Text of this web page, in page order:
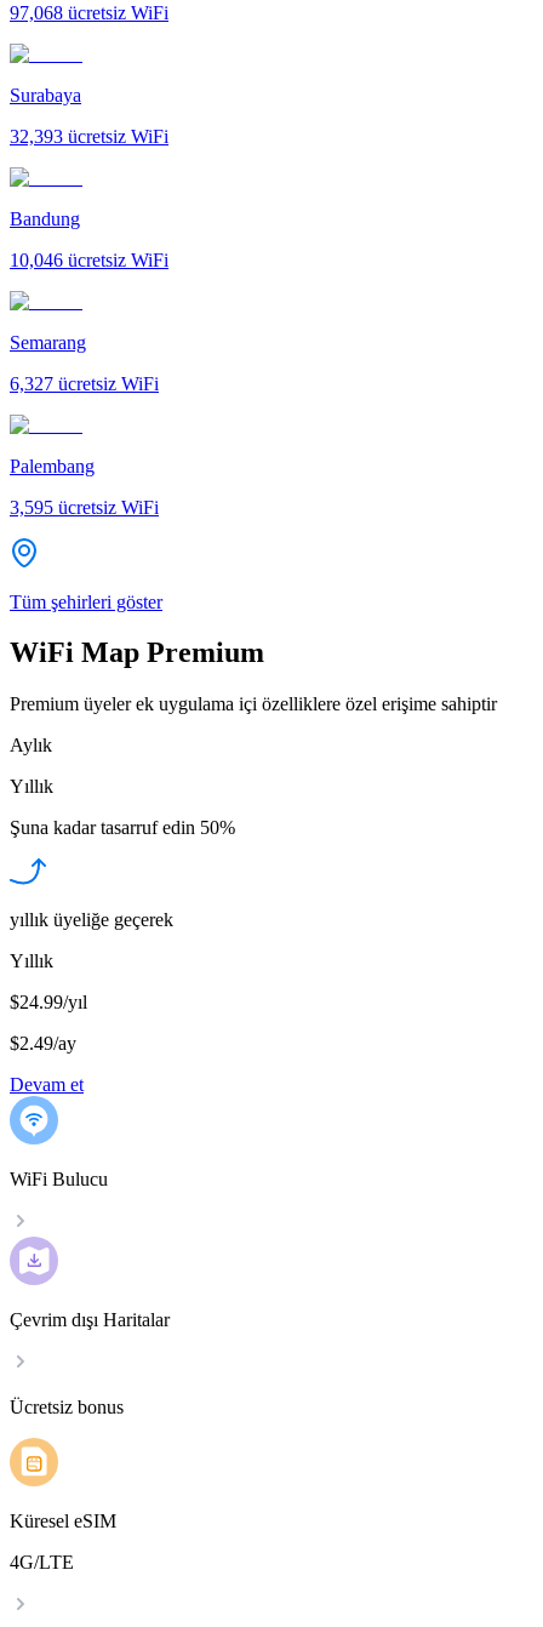
97,068 ücretsiz WiFi
Surabaya
32,393 ücretsiz WiFi
Bandung
10,046 ücretsiz WiFi
Semarang
6,327 ücretsiz WiFi
Palembang
3,595 ücretsiz WiFi
Tüm şehirleri göster
WiFi Map Premium
Premium üyeler ek uygulama içi özelliklere özel erişime sahiptir
Aylık
Yıllık
Şuna kadar tasarruf edin 50%
yıllık üyeliğe geçerek
Yıllık
$24.99/yıl
$2.49/ay
Devam et
WiFi Bulucu
Çevrim dışı Haritalar
Ücretsiz bonus
Küresel eSIM
4G/LTE